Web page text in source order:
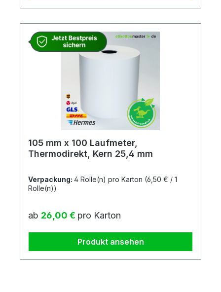
105 mm x 100 Laufmeter,
Thermodirekt, Kern 25,4 mm
Verpackung: 4 Rolle(n) pro Karton (6,50 € / 1
Rolle(n))
Regulärer Preis:
ab 26,00 € pro Karton
Produkt ansehen